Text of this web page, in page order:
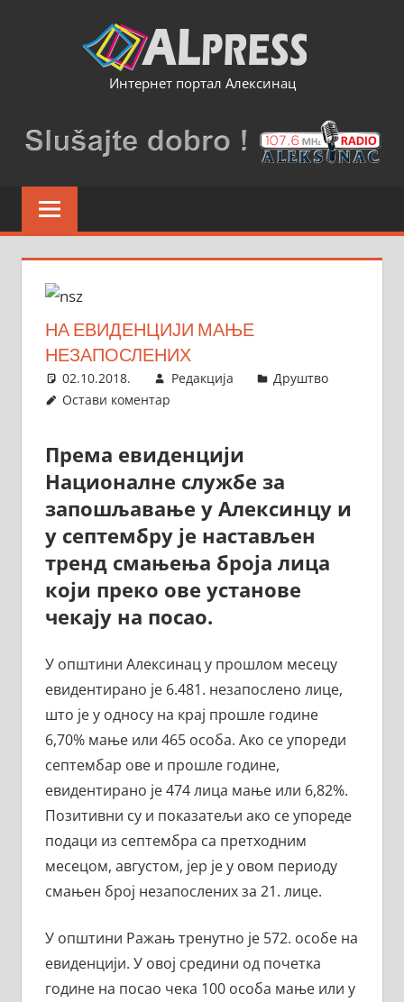
Интернет портал Алексинац
НА ЕВИДЕНЦИЈИ МАЊЕ
НЕЗАПОСЛЕНИХ
02.10.2018. Редакција
Друштво
Остави коментар
Према евиденцији
Националне службе за
запошљавање у Алексинцу и
у септембру је настављен
тренд смањења броја лица
који преко ове установе
чекају на посао.
У општини Алексинац у прошлом месецу
евидентирано је 6.481. незапослено лице,
што је у односу на крај прошле године
6,70% мање или 465 особа. Ако се упореди
септембар ове и прошле године,
евидентирано је 474 лица мање или 6,82%.
Позитивни су и показатељи ако се упореде
подаци из септембра са претходним
месецом, августом, јер је у овом периоду
смањен број незапослених за 21. лице.
У општини Ражањ тренутно је 572. особе на
евиденцији. У овој средини од почетка
године на посао чека 100 особа мање или у